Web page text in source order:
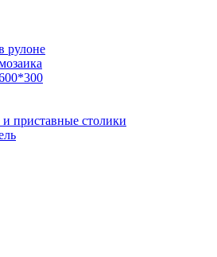
рулоне
приставные столики